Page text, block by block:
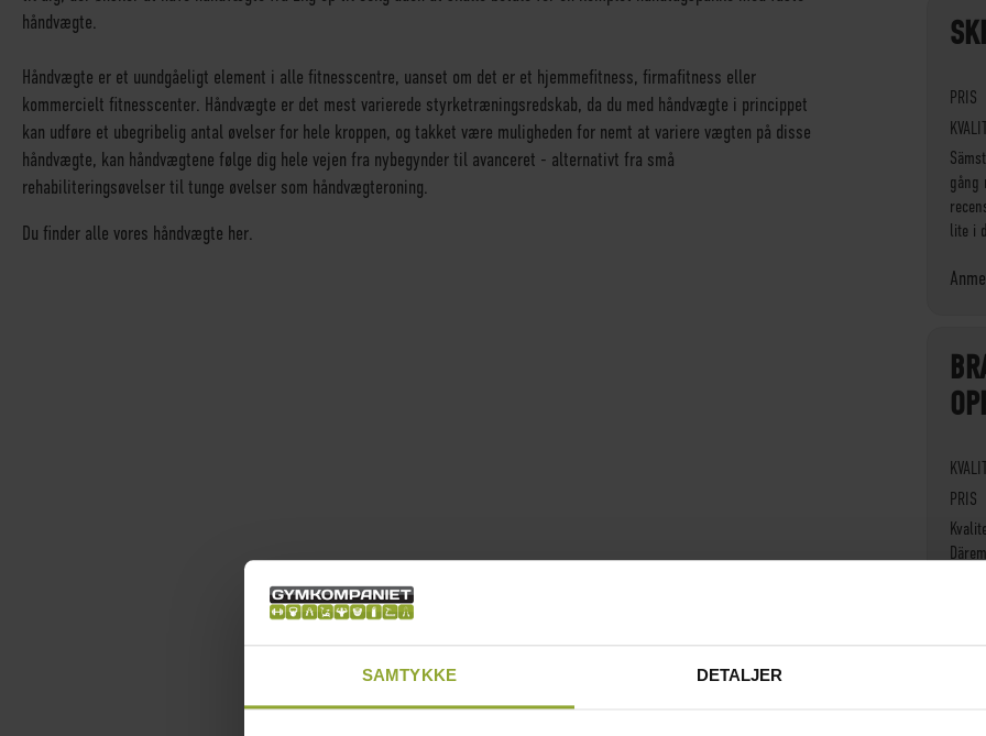
SAMTYKKE DETALJER
PRIS
gång
lite i
PRIS
håndvægte.
Håndvægte er et uundgåeligt element i alle fitnesscentre, uanset om det er et hjemmefitness, firmafitness eller
kommercielt fitnesscenter. Håndvægte er det mest varierede styrketræningsredskab, da du med håndvægte i princippet
kan udføre et ubegribelig antal øvelser for hele kroppen, og takket være muligheden for nemt at variere vægten på disse
håndvægte, kan håndvægtene følge dig hele vejen fra nybegynder til avanceret - alternativt fra små
rehabiliteringsøvelser til tunge øvelser som håndvægteroning.
Du finder alle vores håndvægte her.